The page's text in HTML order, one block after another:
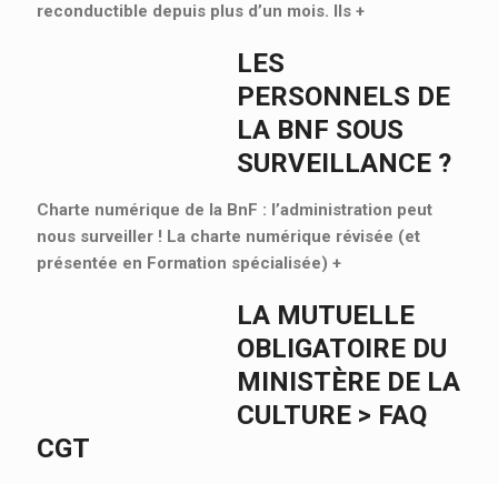
reconductible depuis plus d’un mois. Ils +
LES
PERSONNELS DE
LA BNF SOUS
SURVEILLANCE ?
Charte numérique de la BnF : l’administration peut
nous surveiller ! La charte numérique révisée (et
présentée en Formation spécialisée) +
LA MUTUELLE
OBLIGATOIRE DU
MINISTÈRE DE LA
CULTURE > FAQ
CGT